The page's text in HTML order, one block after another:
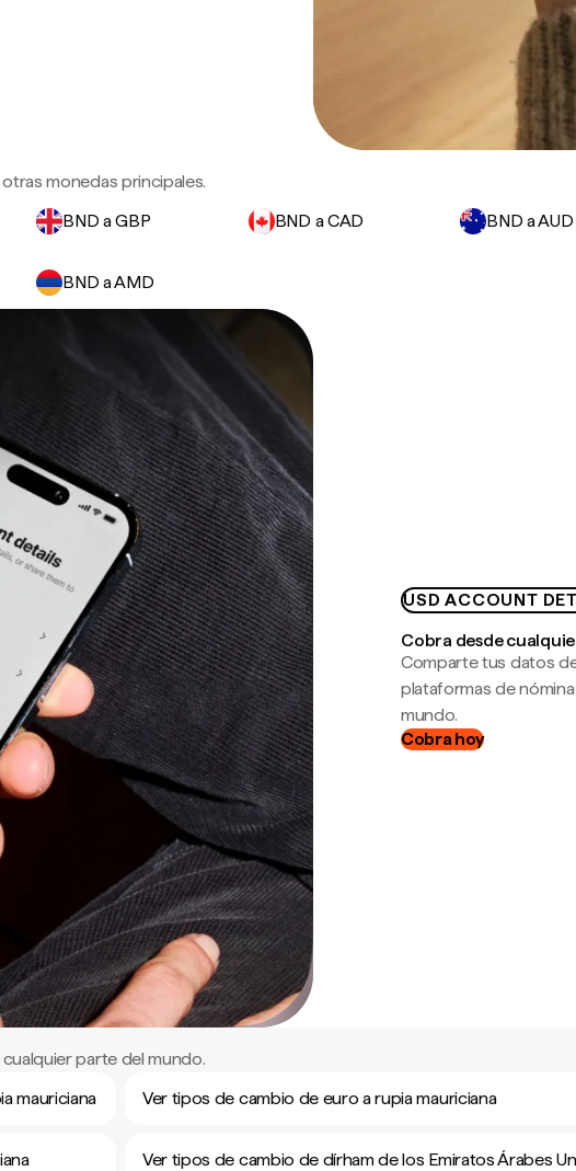
monedas principales.
BND a GBP BND a CAD BND a AUD
BND a AMD
USD ACCOUNT
Cobra desde
Comparte tus datos
plataformas de
mundo.
Cobra hoy
parte del mundo.
mauriciana
Ver tipos de cambio de euro a rupia mauriciana
Ver tipos de cambio de dírham de los Emiratos Árabes